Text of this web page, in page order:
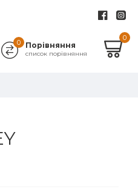
Порівняння
список порівняння
0
0